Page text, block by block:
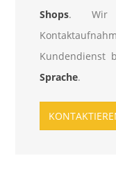
Shops. Wir
Kundendienst
Sprache.